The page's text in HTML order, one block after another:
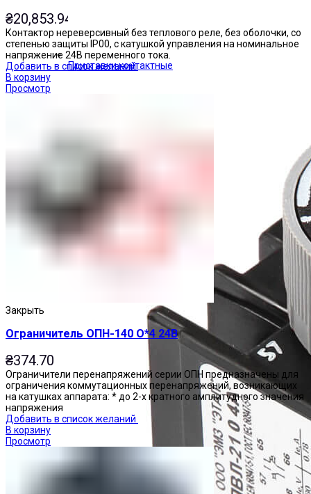
Приставки контактные
₴20,853.94
Контактор нереверсивный без теплового реле, без оболочки, со
степенью защиты IP00, с катушкой управления на номинальное
напряжение 24В переменного тока.
Добавить в список желаний
В корзину
Просмотр
Закрыть
Ограничитель ОПН-140 О*4 24В
₴374.70
Ограничители перенапряжений серии ОПН предназначены для
ограничения коммутационных перенапряжений, возникающих
на катушках аппарата: * до 2-х кратного амплитудного значения
напряжения
Добавить в список желаний
В корзину
Просмотр